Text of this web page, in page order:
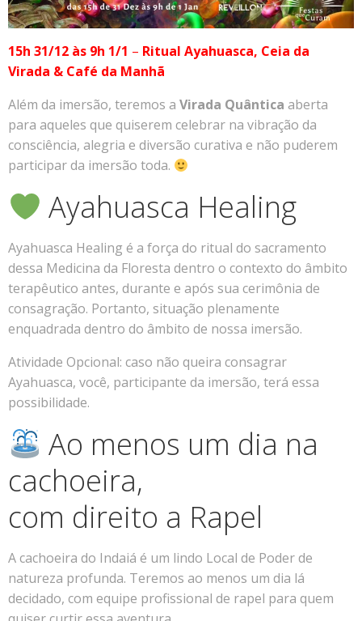
15h 31/12 às 9h 1/1 – Ritual Ayahuasca, Ceia da
Virada & Café da Manhã
Além da imersão, teremos a Virada Quântica aberta
para aqueles que quiserem celebrar na vibração da
consciência, alegria e diversão curativa e não puderem
participar da imersão toda.
Ayahuasca Healing
Ayahuasca Healing é a força do ritual do sacramento
dessa Medicina da Floresta dentro o contexto do âmbito
terapêutico antes, durante e após sua cerimônia de
consagração. Portanto, situação plenamente
enquadrada dentro do âmbito de nossa imersão.
Atividade Opcional: caso não queira consagrar
Ayahuasca, você, participante da imersão, terá essa
possibilidade.
Ao menos um dia na
cachoeira,
com direito a Rapel
A cachoeira do Indaiá é um lindo Local de Poder de
natureza profunda. Teremos ao menos um dia lá
decidado, com equipe profissional de rapel para quem